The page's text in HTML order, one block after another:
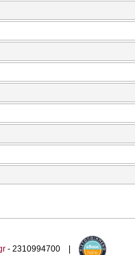
- 2310994700 |